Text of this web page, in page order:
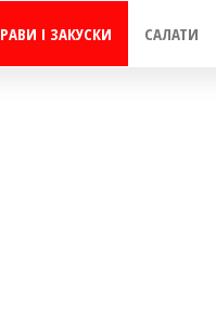
І ЗАКУСКИ САЛАТИ